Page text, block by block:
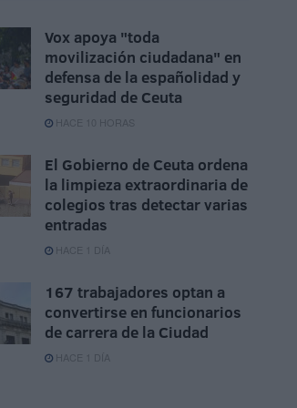
Vox apoya "toda
movilización ciudadana" en
defensa de la españolidad y
seguridad de Ceuta
HACE 10 HORAS
El Gobierno de Ceuta ordena
la limpieza extraordinaria de
colegios tras detectar varias
entradas
HACE 1 DÍA
167 trabajadores optan a
convertirse en funcionarios
de carrera de la Ciudad
HACE 1 DÍA